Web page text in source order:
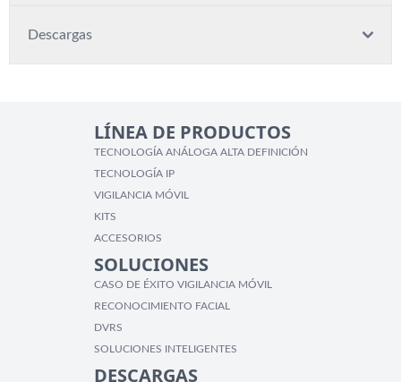
Descargas
LÍNEA DE PRODUCTOS
TECNOLOGÍA ANÁLOGA ALTA DEFINICIÓN
TECNOLOGÍA IP
VIGILANCIA MÓVIL
KITS
ACCESORIOS
SOLUCIONES
CASO DE ÉXITO VIGILANCIA MÓVIL
RECONOCIMIENTO FACIAL
DVRS
SOLUCIONES INTELIGENTES
DESCARGAS